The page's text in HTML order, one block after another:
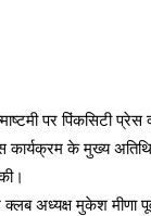
पर पिंकसिटी
के मुख्य अतिथि
अध्यक्ष मुकेश मीणा